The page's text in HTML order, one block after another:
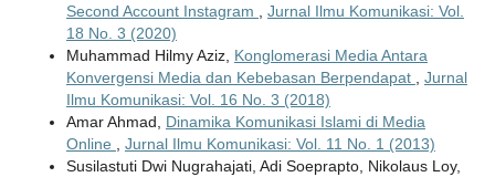
Second Account Instagram
Jurnal Ilmu Komunikasi: Vol.
18 No. 3 (2020)
Muhammad Hilmy Aziz, Konglomerasi Media Antara
Konvergensi Media dan Kebebasan Berpendapat
Jurnal
Ilmu Komunikasi: Vol. 16 No. 3 (2018)
Amar Ahmad, Dinamika Komunikasi Islami di Media
Online
Jurnal Ilmu Komunikasi: Vol. 11 No. 1 (2013)
Susilastuti Dwi Nugrahajati, Adi Soeprapto, Nikolaus Loy,